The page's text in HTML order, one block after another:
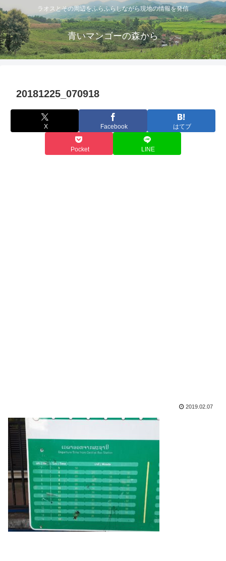
ラオスとその周辺をふらふらしながら現地の情報を発信
青いマンゴーの森から
20181225_070918
X Facebook はてブ
Pocket LINE
2019.02.07